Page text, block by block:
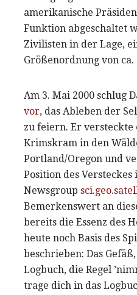
amerikanische
Funktion abgeschaltet
Zivilisten in der Lage,
Größenordnung von ca.
Am 3. Mai 2000 schlug
vor, das Ableben der
zu feiern. Er versteckte
Krimskram in den
Portland/Oregon und
Position des Versteckes
Newsgroup
Bemerkenswert an
bereits die Essenz des
heute noch Basis des
beschrieben: Das
Logbuch, die Regel
trage dich in das